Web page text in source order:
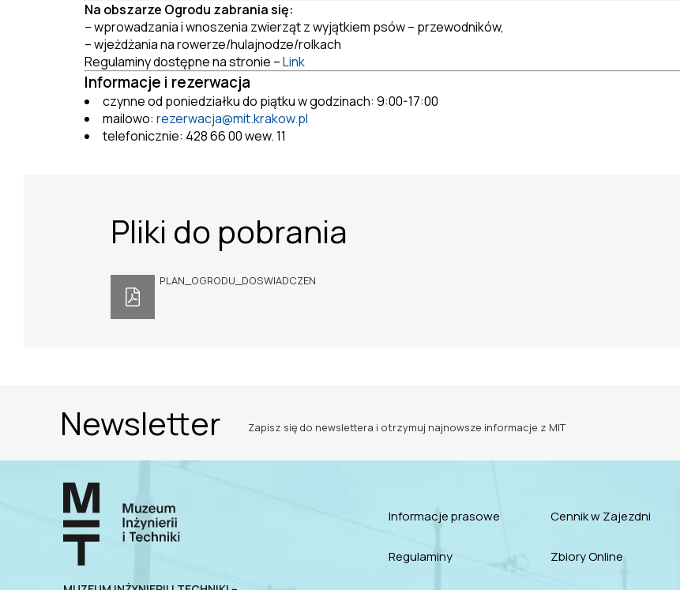
Na obszarze Ogrodu zabrania się:
– wprowadzania i wnoszenia zwierząt z wyjątkiem psów – przewodników,
– wjeżdżania na rowerze/hulajnodze/rolkach
Regulaminy dostępne na stronie –Link
Informacje i rezerwacja
czynne od poniedziałku do piątku w godzinach: 9:00-17:00
mailowo:rezerwacja@mit.krakow.pl
telefonicznie: 428 66 00 wew. 11
Pliki do pobrania
PLAN_OGRODU_DOSWIADCZEN
Newsletter Zapisz się do newslettera i otrzymuj najnowsze informacje z MIT
Informacje prasowe
Regulaminy
Cennik w Zajezdni
Zbiory Online